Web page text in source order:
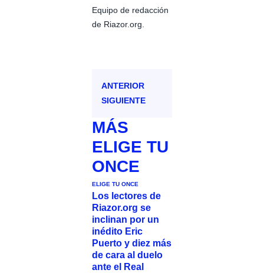
Equipo de redacción
de Riazor.org.
ANTERIOR
SIGUIENTE
MÁS
ELIGE TU
ONCE
ELIGE TU ONCE
Los lectores de
Riazor.org se
inclinan por un
inédito Eric
Puerto y diez más
de cara al duelo
ante el Real